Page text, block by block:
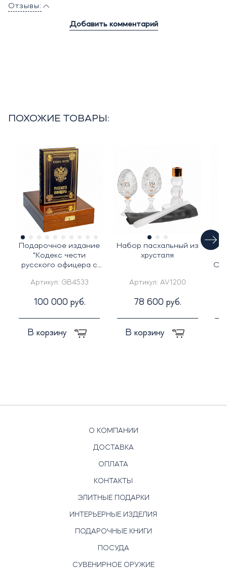
Отзывы:
Добавить комментарий
ПОХОЖИЕ ТОВАРЫ:
Подарочное издание
"Кодекс чести
русского офицера с
Победоносец"
Артикул: GB4533
100 000 руб.
В корзину
Набор пасхальный из
хрусталя
Артикул: AV1200
78 600 руб.
В корзину
О КОМПАНИИ
ДОСТАВКА
ОПЛАТА
КОНТАКТЫ
ЭЛИТНЫЕ ПОДАРКИ
ИНТЕРЬЕРНЫЕ ИЗДЕЛИЯ
ПОДАРОЧНЫЕ КНИГИ
ПОСУДА
СУВЕНИРНОЕ ОРУЖИЕ